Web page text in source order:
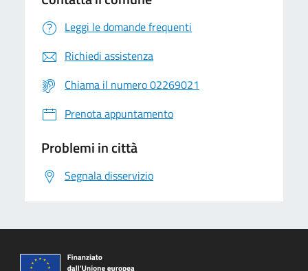
Leggi le domande frequenti
Richiedi assistenza
Chiama il numero 02269021
Prenota appuntamento
Problemi in città
Segnala disservizio